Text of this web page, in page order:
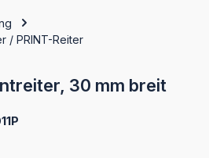
/ PRINT-Reiter
30 mm breit